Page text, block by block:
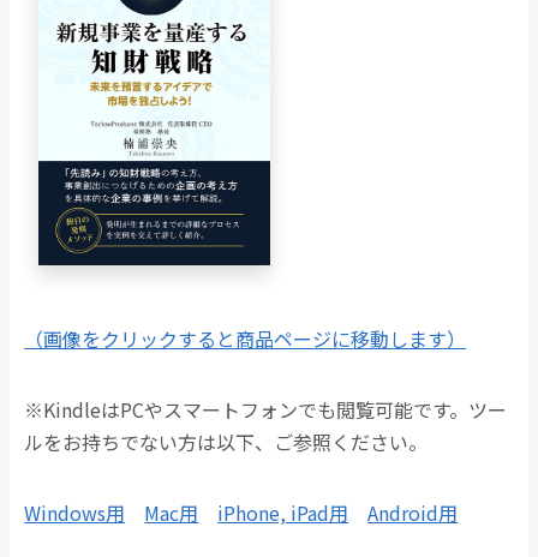
（画像をクリックすると商品ページに移動します）
※KindleはPCやスマートフォンでも閲覧可能です。ツー
ルをお持ちでない方は以下、ご参照ください。
Windows用 Mac用 iPhone, iPad用 Android用